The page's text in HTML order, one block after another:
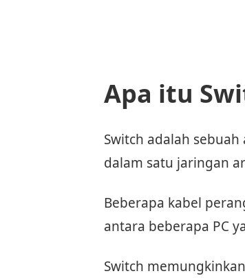
Apa itu
Switch adalah
dalam satu jaringan
Beberapa kabel
antara beberapa PC
Switch